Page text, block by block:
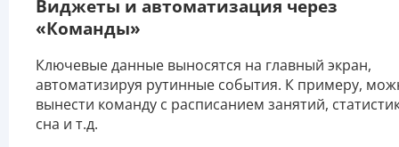
Виджеты и автоматизация через
«Команды»
Ключевые данные выносятся на главный экран,
автоматизируя рутинные события. К примеру,
вынести команду с расписанием занятий,
сна и т.д.